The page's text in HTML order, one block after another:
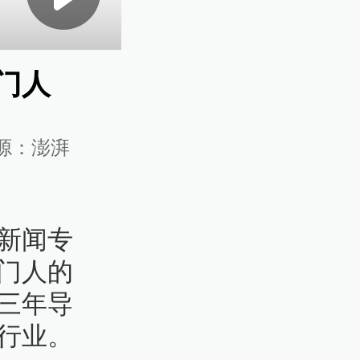
人
： 澎湃
闻专
人的
年导
业。